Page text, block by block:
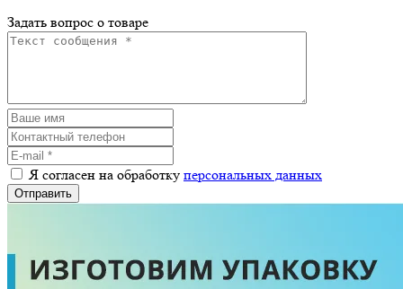
Задать вопрос о товаре
Я согласен на обработку персональных данных
Отправить